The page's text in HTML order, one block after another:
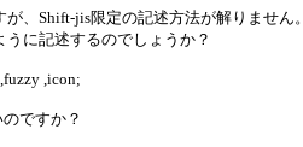
Shift-jis限定の記述方法が解りません。
に記述するのでしょうか？
,icon;
ですか？